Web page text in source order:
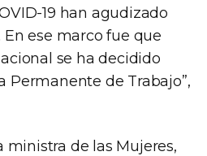
19 han agudizado
ese marco fue que
se ha decidido
Permanente de Trabajo”,
ministra de las Mujeres,